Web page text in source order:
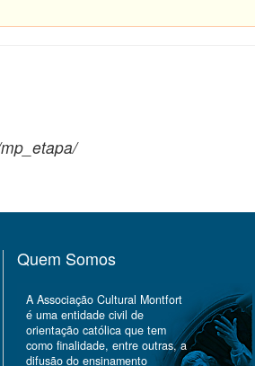
Quem Somos
A Associação Cultural Montfort
é uma entidade civil de
orientação católica que tem
como finalidade, entre outras, a
difusão do ensinamento